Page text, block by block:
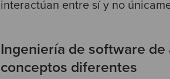
interactúan entre sí y no
Ingeniería de software
conceptos diferentes